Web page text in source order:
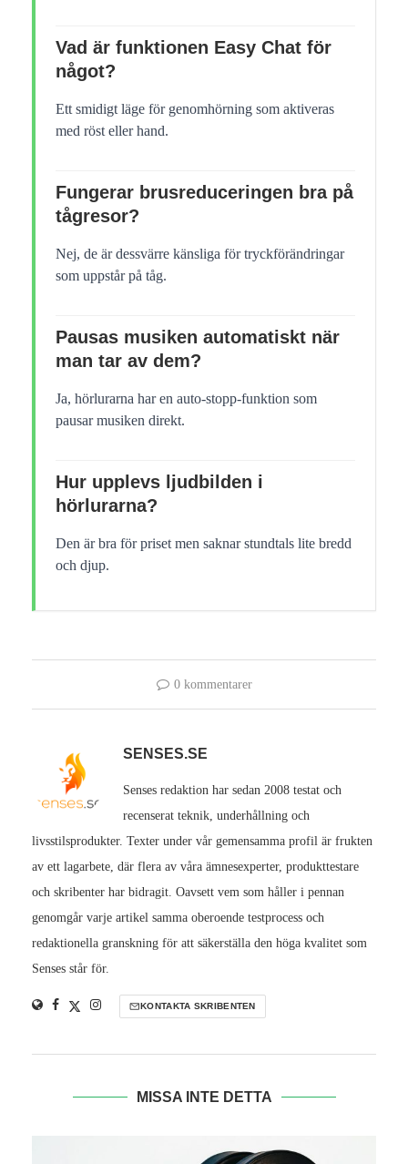
Vad är funktionen Easy Chat för
något?
Ett smidigt läge för genomhörning som aktiveras
med röst eller hand.
Fungerar brusreduceringen bra på
tågresor?
Nej, de är dessvärre känsliga för tryckförändringar
som uppstår på tåg.
Pausas musiken automatiskt när
man tar av dem?
Ja, hörlurarna har en auto-stopp-funktion som
pausar musiken direkt.
Hur upplevs ljudbilden i
hörlurarna?
Den är bra för priset men saknar stundtals lite bredd
och djup.
0 kommentarer
SENSES.SE
Senses redaktion har sedan 2008 testat och
recenserat teknik, underhållning och
livsstilsprodukter. Texter under vår gemensamma profil är frukten
av ett lagarbete, där flera av våra ämnesexperter, produkttestare
och skribenter har bidragit. Oavsett vem som håller i pennan
genomgår varje artikel samma oberoende testprocess och
redaktionella granskning för att säkerställa den höga kvalitet som
Senses står för.
KONTAKTA SKRIBENTEN
MISSA INTE DETTA